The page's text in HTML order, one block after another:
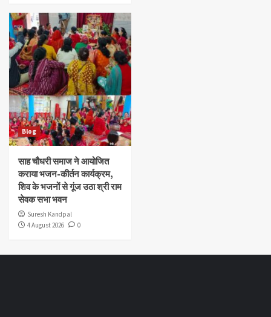
Blog
साह चौधरी समाज ने आयोजित
कराया भजन-कीर्तन कार्यक्रम,
शिव के भजनों से गूंज उठा श्री राम
सेवक सभा भवन
Suresh Kandpal
4 August 2026
0